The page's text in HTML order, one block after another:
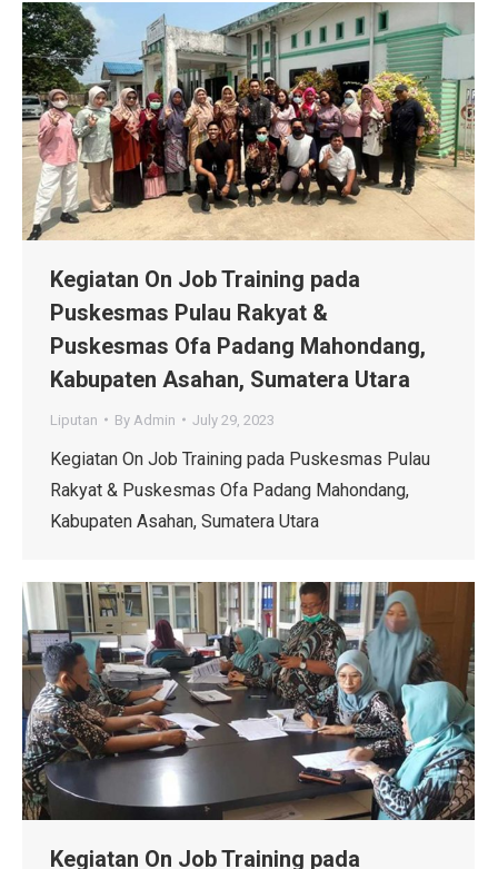
Kegiatan On Job Training pada
Puskesmas Pulau Rakyat &
Puskesmas Ofa Padang Mahondang,
Kabupaten Asahan, Sumatera Utara
Liputan By Admin July 29, 2023
Kegiatan On Job Training pada Puskesmas Pulau
Rakyat & Puskesmas Ofa Padang Mahondang,
Kabupaten Asahan, Sumatera Utara
Kegiatan On Job Training pada